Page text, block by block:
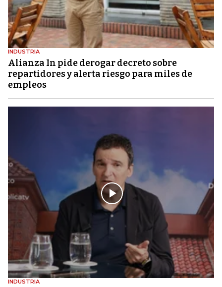
INDUSTRIA
Alianza In pide derogar decreto sobre
repartidores y alerta riesgo para miles de
empleos
INDUSTRIA